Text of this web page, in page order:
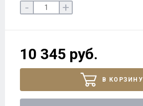
- +
10 345 руб.
В КОРЗИНУ